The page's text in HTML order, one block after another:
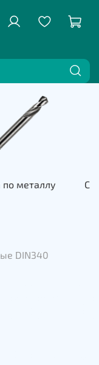
по металлу
DIN340